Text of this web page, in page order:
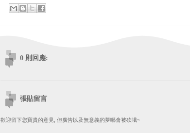
0 則回應:
張貼留言
歡迎留下您寶貴的意見, 但廣告以及無意義的夢囈會被砍哦~